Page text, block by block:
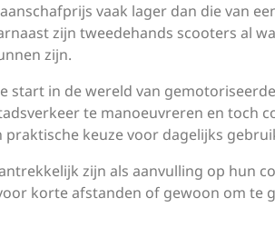
vaak lager dan die van
zijn tweedehands scooters al
zijn.
start in de wereld van
te manoeuvreren en toch
keuze voor dagelijks
zijn als aanvulling op hun
korte afstanden of gewoon om te